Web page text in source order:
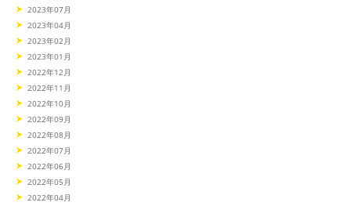
2023年07月
2023年04月
2023年02月
2023年01月
2022年12月
2022年11月
2022年10月
2022年09月
2022年08月
2022年07月
2022年06月
2022年05月
2022年04月